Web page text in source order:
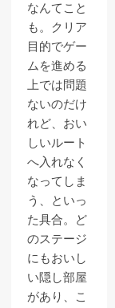
なんてこと
も。クリア
目的でゲー
ムを進める
上では問題
ないのだけ
れど、おい
しいルート
へ入れなく
なってしま
う、といっ
た具合。ど
のステージ
にもおいし
い隠し部屋
があり、こ